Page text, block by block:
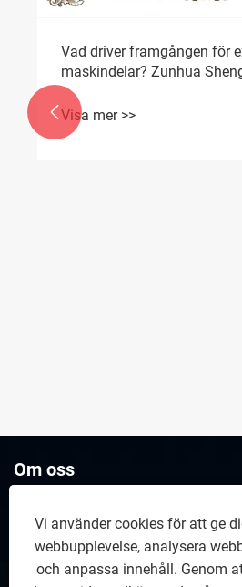
Vad driver framgången för
maskindelar? Zunhua
utnyttjar dubbla
underblåsa
motviktsgjutgods.
Visa mer >>

Om oss
Produkter
Kontakta oss
Vi använder cookies för att ge
webbupplevelse, analysera
och anpassa innehåll. Genom